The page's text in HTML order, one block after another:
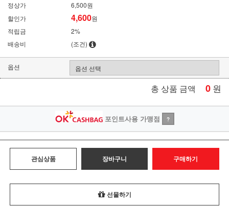
정상가
6,500원
할인가
4,600원
적립금
2%
배송비
(조건)
옵션
총 상품 금액 0 원
포인트사용 가맹점 ?
관심상품 장바구니 구매하기
선물하기